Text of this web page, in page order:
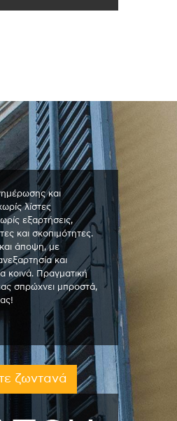
και
λίστες
εξαρτήσεις,
και σκοπιμότητες.
άποψη, με
και
κοινά. Πραγματική
σπρώχνει μπροστά,
ζωντανά